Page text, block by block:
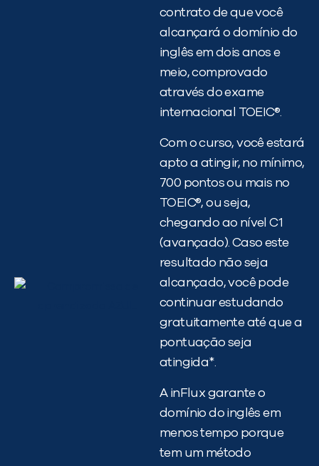
contrato de que você
alcançará o domínio do
inglês em dois anos e
meio, comprovado
através do exame
internacional TOEIC®.
Com o curso, você estará
apto a atingir, no mínimo,
700 pontos ou mais no
TOEIC®, ou seja,
chegando ao nível C1
(avançado). Caso este
resultado não seja
alcançado, você pode
continuar estudando
gratuitamente até que a
pontuação seja
atingida*.
A inFlux garante o
domínio do inglês em
menos tempo porque
tem um método